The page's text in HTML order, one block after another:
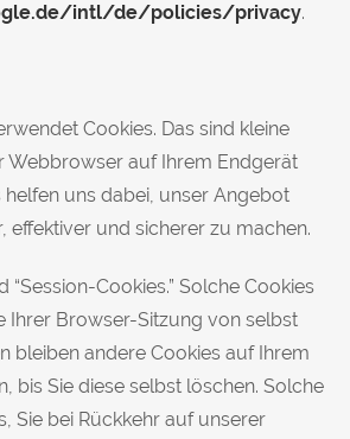
intl/de/policies/privacy.
Cookies. Das sind kleine
Webbrowser auf Ihrem Endgerät
helfen uns dabei, unser Angebot
effektiver und sicherer zu machen.
“Session-Cookies.” Solche Cookies
Ihrer Browser-Sitzung von selbst
bleiben andere Cookies auf Ihrem
bis Sie diese selbst löschen. Solche
Sie bei Rückkehr auf unserer